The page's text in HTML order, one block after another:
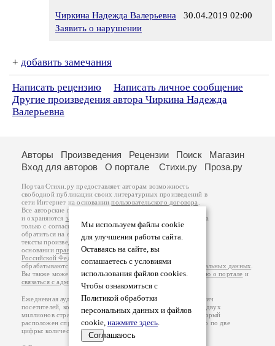
Чиркина Надежда Валерьевна 30.04.2019 02:00
Заявить о нарушении
+ добавить замечания
Написать рецензию
Написать личное сообщение
Другие произведения автора Чиркина Надежда
Валерьевна
Мы используем файлы cookie
для улучшения работы сайта.
Оставаясь на сайте, вы
соглашаетесь с условиями
использования файлов cookies.
Чтобы ознакомиться с
Политикой обработки
персональных данных и файлов
cookie, нажмите здесь.
Соглашаюсь
Авторы Произведения Рецензии Поиск
Магазин
Вход для авторов
О портале Стихи.ру Проза.ру
Портал Стихи.ру предоставляет авторам возможность
свободной публикации своих литературных произведений в
сети Интернет на основаниипользовательского договора
Все авторские права на произведения принадлежат авторам
и охраняются законом
. Перепечатка произведений возможна
только с согласия его автора, к которому вы можете
обратиться на его авторской странице. Ответственность за
тексты произведений авторы несут самостоятельно на
основанииправил публикацииизаконодательства
Российской Федерации
обрабатываются на основанииПолитики обработки персональных данных
Вы также можете посмотреть более подробнуюинформацию о портале и
связаться с администрацией
Ежедневная аудитория портала Стихи.ру – порядка 200 тысяч
посетителей, которые в общей сумме просматривают более двух
миллионов страниц по данным счетчика посещаемости, который
расположен справа от этого текста. В каждой графе указано по две
цифры: количество просмотров и количество посетителей.